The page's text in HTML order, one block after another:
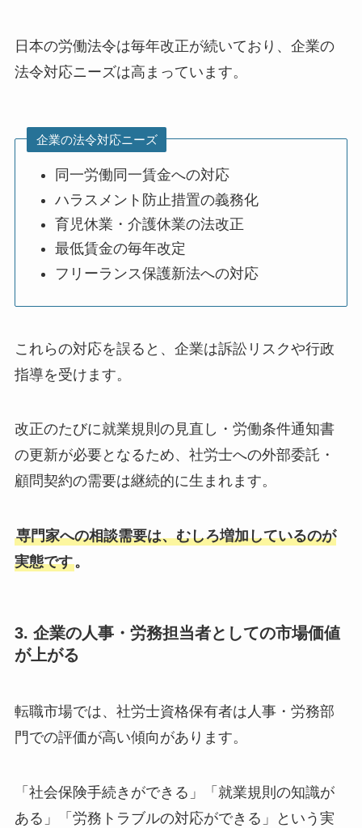
日本の労働法令は毎年改正が続いており、企業の
法令対応ニーズは高まっています。
企業の法令対応ニーズ
同一労働同一賃金への対応
ハラスメント防止措置の義務化
育児休業・介護休業の法改正
最低賃金の毎年改定
フリーランス保護新法への対応
これらの対応を誤ると、企業は訴訟リスクや行政
指導を受けます。
改正のたびに就業規則の見直し・労働条件通知書
の更新が必要となるため、社労士への外部委託・
顧問契約の需要は継続的に生まれます。
専門家への相談需要は、むしろ増加しているのが
実態です。
3. 企業の人事・労務担当者としての市場価値
が上がる
転職市場では、社労士資格保有者は人事・労務部
門での評価が高い傾向があります。
「社会保険手続きができる」「就業規則の知識が
ある」「労務トラブルの対応ができる」という実